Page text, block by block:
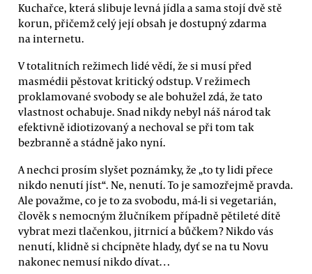
Kuchařce, která slibuje levná jídla a sama stojí dvě stě
korun, přičemž celý její obsah je dostupný zdarma
na internetu.
V totalitních režimech lidé vědí, že si musí před
masmédii pěstovat kritický odstup. V režimech
proklamované svobody se ale bohužel zdá, že tato
vlastnost ochabuje. Snad nikdy nebyl náš národ tak
efektivně idiotizovaný a nechoval se při tom tak
bezbranně a stádně jako nyní.
A nechci prosím slyšet poznámky, že „to ty lidi přece
nikdo nenutí jíst“. Ne, nenutí. To je samozřejmě pravda.
Ale považme, co je to za svobodu, má-li si vegetarián,
člověk s nemocným žlučníkem případně pětileté dítě
vybrat mezi tlačenkou, jitrnicí a bůčkem? Nikdo vás
nenutí, klidně si chcípněte hlady, dyť se na tu Novu
nakonec nemusí nikdo dívat…